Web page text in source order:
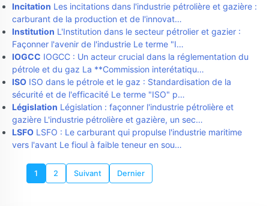
Incitation Les incitations dans l'industrie pétrolière et gazière :
carburant de la production et de l'innovat…
Institution L'Institution dans le secteur pétrolier et gazier :
Façonner l'avenir de l'industrie Le terme "I…
IOGCC IOGCC : Un acteur crucial dans la réglementation du
pétrole et du gaz La **Commission interétatiqu…
ISO ISO dans le pétrole et le gaz : Standardisation de la
sécurité et de l'efficacité Le terme "ISO" p…
Législation Législation : façonner l'industrie pétrolière et
gazière L'industrie pétrolière et gazière, un sec…
LSFO LSFO : Le carburant qui propulse l'industrie maritime
vers l'avant Le fioul à faible teneur en sou…
1 2 Suivant Dernier